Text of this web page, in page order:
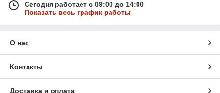
Сегодня работает с 09:00 до 14:00
Показать весь график работы
О нас
Контакты
Доставка и оплата